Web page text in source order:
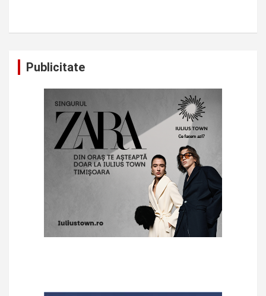
Publicitate